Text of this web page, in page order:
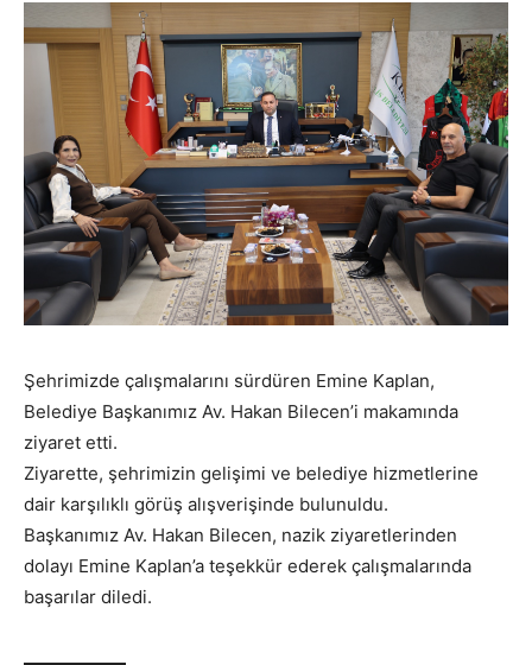
Şehrimizde çalışmalarını sürdüren Emine Kaplan,
Belediye Başkanımız Av. Hakan Bilecen’i makamında
ziyaret etti.
Ziyarette, şehrimizin gelişimi ve belediye hizmetlerine
dair karşılıklı görüş alışverişinde bulunuldu.
Başkanımız Av. Hakan Bilecen, nazik ziyaretlerinden
dolayı Emine Kaplan’a teşekkür ederek çalışmalarında
başarılar diledi.